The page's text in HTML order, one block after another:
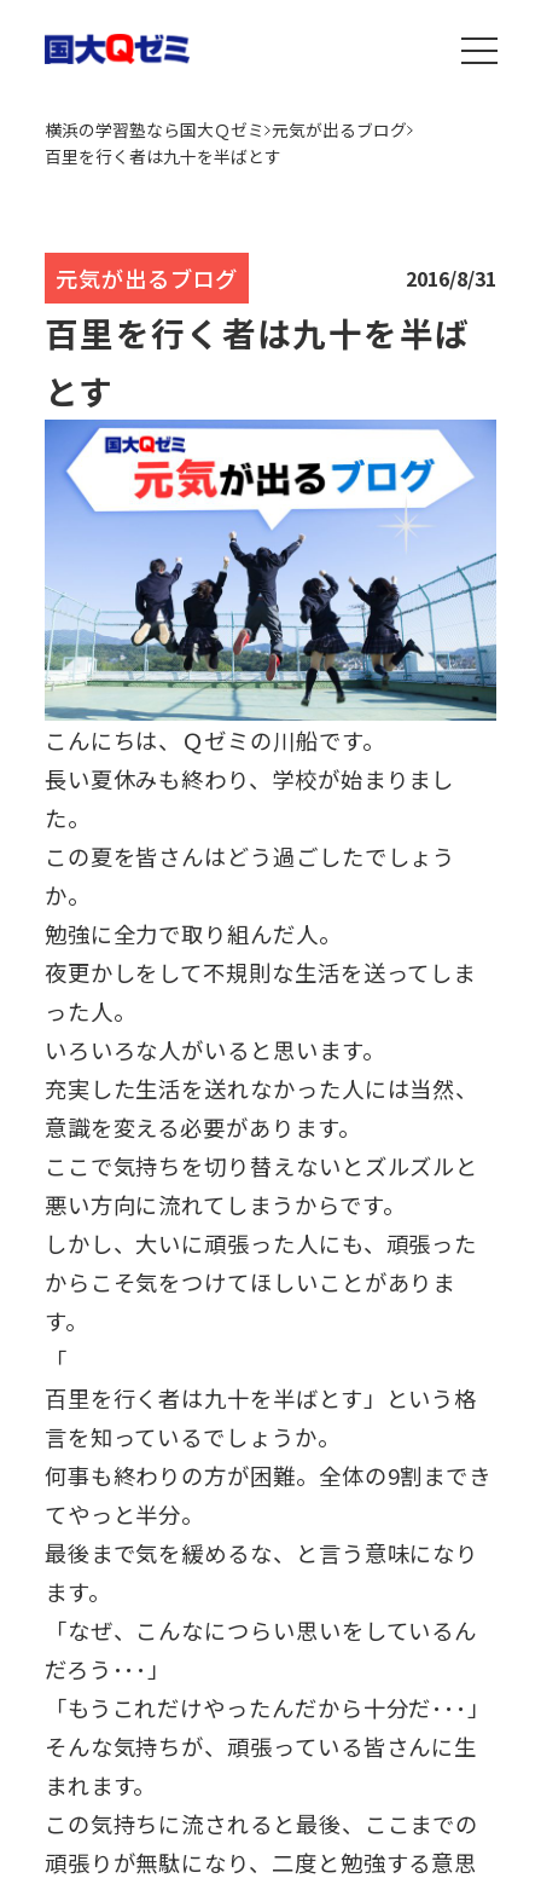
横浜の学習塾なら国大Ｑゼミ 元気が出るブログ
百里を行く者は九十を半ばとす
元気が出るブログ 2016/8/31
百里を行く者は九十を半ば
とす
こんにちは、Ｑゼミの川船です。
長い夏休みも終わり、学校が始まりまし
た。
この夏を皆さんはどう過ごしたでしょう
か。
勉強に全力で取り組んだ人。
夜更かしをして不規則な生活を送ってしま
った人。
いろいろな人がいると思います。
充実した生活を送れなかった人には当然、
意識を変える必要があります。
ここで気持ちを切り替えないとズルズルと
悪い方向に流れてしまうからです。
しかし、大いに頑張った人にも、頑張った
からこそ気をつけてほしいことがありま
す。
「
百里を行く者は九十を半ばとす」という格
言を知っているでしょうか。
何事も終わりの方が困難。全体の9割までき
てやっと半分。
最後まで気を緩めるな、と言う意味になり
ます。
「なぜ、こんなにつらい思いをしているん
だろう･･･」
「もうこれだけやったんだから十分だ･･･」
そんな気持ちが、頑張っている皆さんに生
まれます。
この気持ちに流されると最後、ここまでの
頑張りが無駄になり、二度と勉強する意思